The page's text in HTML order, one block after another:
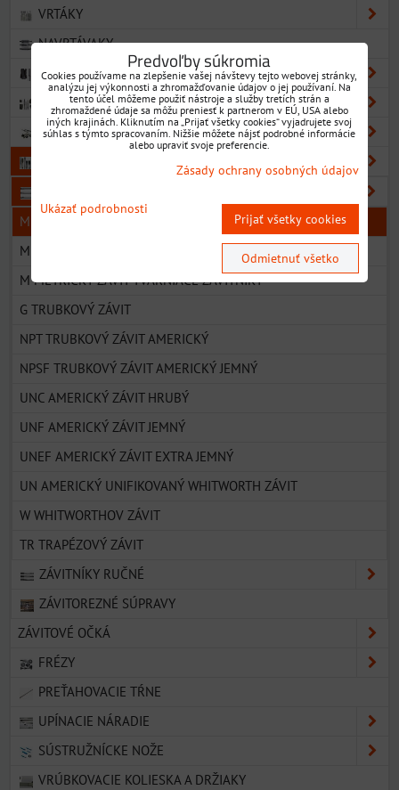
VRTÁKY
NAVRTÁVAKY
VÝHRUBNÍKY
VÝSTRUŽNÍKY
ZÁHLBNÍKY
M METRICKÝ ZÁVIT ZÁKLADNÝ ROZMER
MF METRICKÝ ZÁVIT JEMNÉ STÚPANIE
M METRICKÝ ZÁVIT TVÁRNIACE ZÁVITNÍKY
G TRUBKOVÝ ZÁVIT
NPT TRUBKOVÝ ZÁVIT AMERICKÝ
NPSF TRUBKOVÝ ZÁVIT AMERICKÝ JEMNÝ
UNC AMERICKÝ ZÁVIT HRUBÝ
UNF AMERICKÝ ZÁVIT JEMNÝ
UNEF AMERICKÝ ZÁVIT EXTRA JEMNÝ
UN AMERICKÝ UNIFIKOVANÝ WHITWORTH ZÁVIT
W WHITWORTHOV ZÁVIT
TR TRAPÉZOVÝ ZÁVIT
ZÁVITNÍKY RUČNÉ
ZÁVITOREZNÉ SÚPRAVY
ZÁVITOVÉ OČKÁ
FRÉZY
PREŤAHOVACIE TŔNE
UPÍNACIE NÁRADIE
SÚSTRUŽNÍCKE NOŽE
VRÚBKOVACIE KOLIESKA A DRŽIAKY
Predvoľby súkromia
Cookies používame na zlepšenie vašej návštevy tejto webovej stránky,
analýzu jej výkonnosti a zhromažďovanie údajov o jej používaní. Na
tento účel môžeme použiť nástroje a služby tretích strán a
zhromaždené údaje sa môžu preniesť k partnerom v EÚ, USA alebo
iných krajinách. Kliknutím na „Prijať všetky cookies“ vyjadrujete svoj
súhlas s týmto spracovaním. Nižšie môžete nájsť podrobné informácie
alebo upraviť svoje preferencie.
Zásady ochrany osobných údajov
Ukázať podrobnosti
Prijať všetky cookies
Odmietnuť všetko